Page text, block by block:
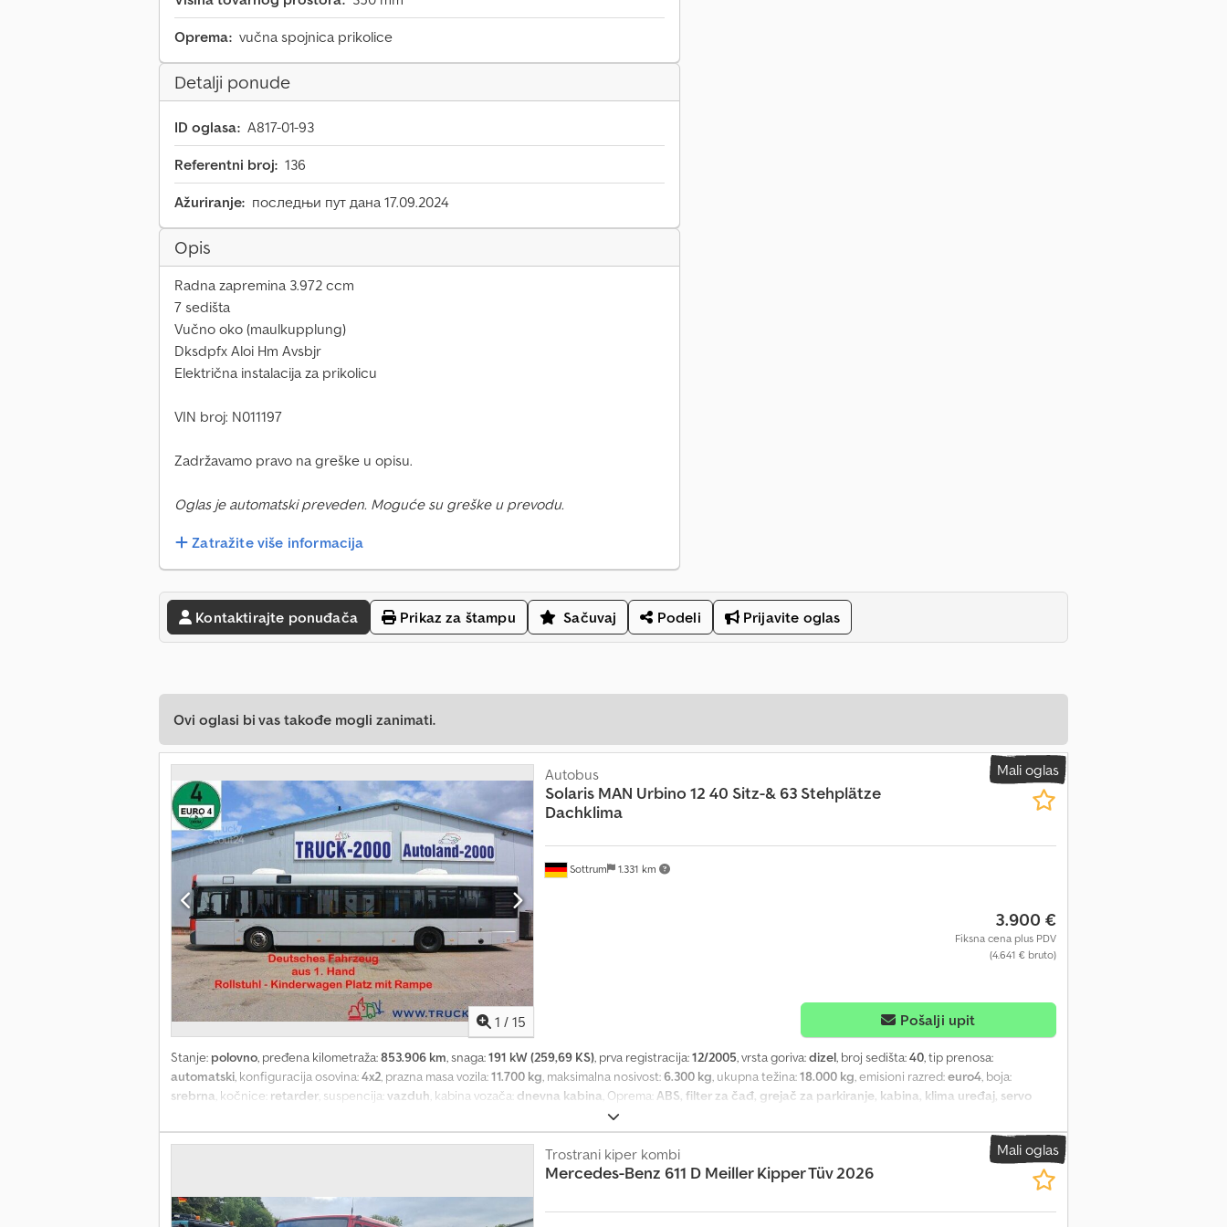
Oprema: vučna spojnica prikolice
Detalji ponude
ID oglasa: A817-01-93
Referentni broj: 136
Ažuriranje: последњи пут дана 17.09.2024
Opis
Radna zapremina 3.972 ccm
7 sedišta
Vučno oko (maulkupplung)
Dksdpfx Aloi Hm Avsbjr
Električna instalacija za prikolicu
VIN broj: N011197
Zadržavamo pravo na greške u opisu.
Oglas je automatski preveden. Moguće su greške u prevodu.
Zatražite više informacija
Kontaktirajte ponuđača Prikaz za štampu Sačuvaj Podeli Prijavite oglas
Ovi oglasi bi vas takođe mogli zanimati.
Mali oglas
1 / 15
Sottrum 1.331 km
Autobus
Solaris MAN Urbino 12 40 Sitz-& 63 Stehplätze
Dachklima
3.900 €
Fiksna cena plus PDV
(4.641 € bruto)
Pošalji upit
Stanje: polovno, pređena kilometraža:853.906 km, snaga:191 kW (259,69 KS), prva registracija:12/2005, vrsta goriva:dizel, broj sedišta:40, tip prenosa:
automatski, konfiguracija osovina:4x2, prazna masa vozila:11.700 kg, maksimalna nosivost:6.300 kg, ukupna težina:18.000 kg, emisioni razred:euro4, boja:
srebrna, kočnice: retarder, suspencija:vazduh, kabina vozača: dnevna kabina, Oprema: ABS, filter za čađ, grejač za parkiranje, kabina, klima uređaj, servo
, * Nemačko vozilo * Prvi vlasnik * Dostupna 2 komada * 40 mesta za putnike i 63 mesta za stajanje * Prostor za invalidska kolica i
dečija kolica sa rampom * Sniženje ivičnjaka Dksdpfxevhpgde Albor * Automatski menjač * MAN motor D2866 LUH 23 * Diesel partikulat fitler PMK2 (Euro4) *
Kočnica za stajališta * Retarder * Spheros klima uređaj na krovu * Pomoćno grejanje * 2 dupla vrata * Matrični displeji napred i sa desne strane * Panik prekidač *
Klizni prozor na mestu vozača * Sunčana roletna * Električni retrovizori * Komforno sedište za vozača, sa vazdušnim vešanjem * Grejanje bočnog stakla kod
vozača * ABS / EBS * Kontrola proklizavanja pogona (ASR) * 5 preklopnih prozora u putničkom prostoru * Protivpožarni aparat * Potpuno vazdušno oslanjanje *
Dozvoljena ukupna masa: 18.000 kg * Nosivost: 6.300 kg * Euro4 / Zelena ekološka nalepnica zbog ugrađenog DPF-a Ukoliko je potreban novi tehnički pregled
Mali oglas
Trostrani kiper kombi
Mercedes-Benz 611 D Meiller Kipper Tüv 2026